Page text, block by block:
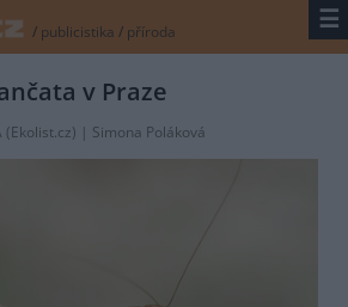
/ publicistika / příroda ☰
v Praze
(Ekolist.cz) | Simona Poláková